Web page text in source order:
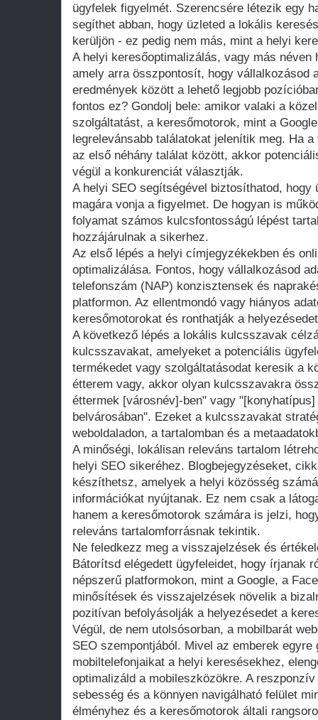
ügyfelek figyelmét. Szerencsére létezik egy
segíthet abban, hogy üzleted a lokális
kerüljön - ez pedig nem más, mint a helyi
A helyi keresőoptimalizálás, vagy más
amely arra összpontosít, hogy vállalkozásod
eredmények között a lehető legjobb
fontos ez? Gondolj bele: amikor valaki a
szolgáltatást, a keresőmotorok, mint a
legrelevánsabb találatokat jelenítik meg. Ha
az első néhány találat között, akkor
végül a konkurenciát választják.
A helyi SEO segítségével biztosíthatod, hogy
magára vonja a figyelmet. De hogyan is
folyamat számos kulcsfontosságú lépést
hozzájárulnak a sikerhez.
Az első lépés a helyi címjegyzékekben és
optimalizálása. Fontos, hogy vállalkozásod
telefonszám (NAP) konzisztensek és
platformon. Az ellentmondó vagy hiányos
keresőmotorokat és ronthatják a
A következő lépés a lokális kulcsszavak
kulcsszavakat, amelyeket a potenciális
termékedet vagy szolgáltatásodat keresik a
étterem vagy, akkor olyan kulcsszavakra
éttermek [városnév]-ben" vagy
belvárosában". Ezeket a kulcsszavakat
weboldaladon, a tartalomban és a
A minőségi, lokálisan releváns tartalom
helyi SEO sikeréhez. Blogbejegyzéseket,
készíthetsz, amelyek a helyi közösség
információkat nyújtanak. Ez nem csak a
hanem a keresőmotorok számára is jelzi,
releváns tartalomforrásnak tekintik.
Ne feledkezz meg a visszajelzések és
Bátorítsd elégedett ügyfeleidet, hogy írjanak
népszerű platformokon, mint a Google, a
minősítések és visszajelzések növelik a
pozitívan befolyásolják a helyezésedet a
Végül, de nem utolsósorban, a mobilbarát
SEO szempontjából. Mivel az emberek egyre
mobiltelefonjaikat a helyi keresésekhez,
optimalizáld a mobileszközökre. A
sebesség és a könnyen navigálható felület
élményhez és a keresőmotorok általi